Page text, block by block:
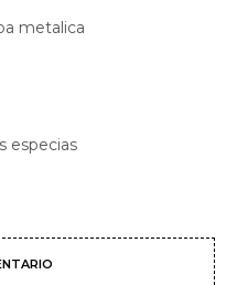
price
metalica
especias